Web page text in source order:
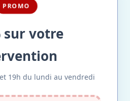
PROMO
sur votre
19h du lundi au vendredi